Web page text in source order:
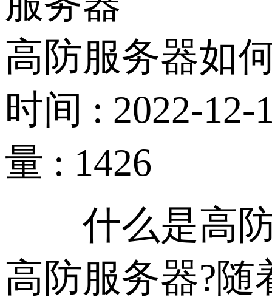
高防服务器如
时间 : 2022-12-
量 : 1426
什么是高防
高防服务器?